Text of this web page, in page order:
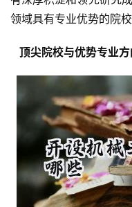
领域具有专业优势的院校
顶尖院校与优势专业方